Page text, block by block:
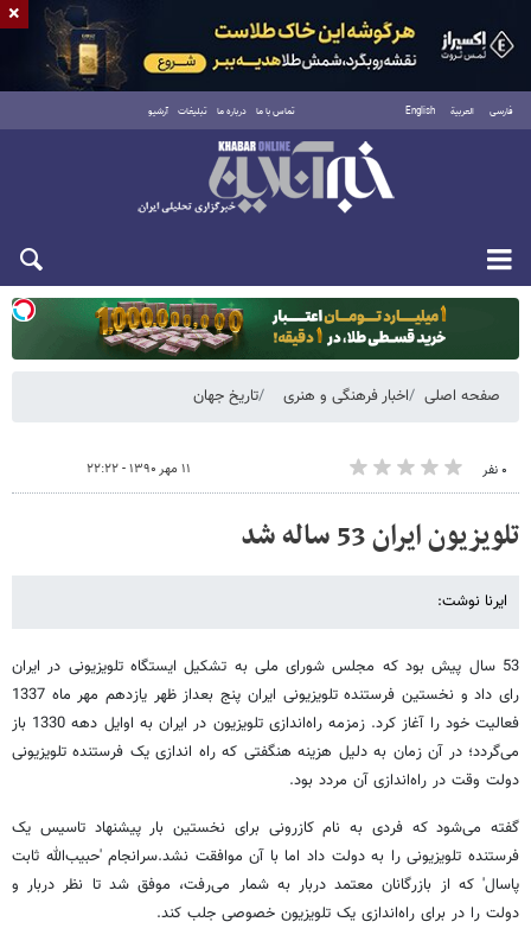
فارسی العربية English تماس با ما درباره ما تبلیغات آرشیو
دوشنبه ۱۹ مرداد ۱۴۰۵
صفحه اصلی اخبار فرهنگی و هنری تاریخ جهان
۰ نفر ۱۱ مهر ۱۳۹۰ - ۲۲:۲۲
تلویزیون ایران 53 ساله شد
ایرنا نوشت:
53 سال پیش بود که مجلس شورای ملی به تشکیل ایستگاه تلویزیونی در ایران
رای داد و نخستین فرستنده تلویزیونی ایران پنج بعداز ظهر یازدهم مهر ماه 1337
فعالیت خود را آغاز کرد. زمزمه راه‌اندازی تلویزیون در ایران به اوایل دهه 1330 باز
می‌گردد؛ در آن زمان به دلیل هزینه هنگفتی که راه ‌اندازی یک فرستنده تلویزیونی
دولت وقت در راه‌اندازی آن مردد بود.
گفته می‌شود که فردی به نام کازرونی برای نخستین بار پیشنهاد تاسیس یک
فرستنده تلویزیونی را به دولت داد اما با آن موافقت نشد.سرانجام 'حبیب‌الله ثابت
پاسال' که از بازرگانان معتمد دربار به شمار می‌رفت، موفق شد تا نظر دربار و
دولت را در برای راه‌اندازی یک تلویزیون خصوصی جلب کند.
×